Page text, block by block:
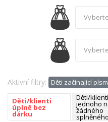
Aktivní filtry: Děti začínající
Děti/klienti
úplně bez
dárku
Děti/
jednoho
žádného